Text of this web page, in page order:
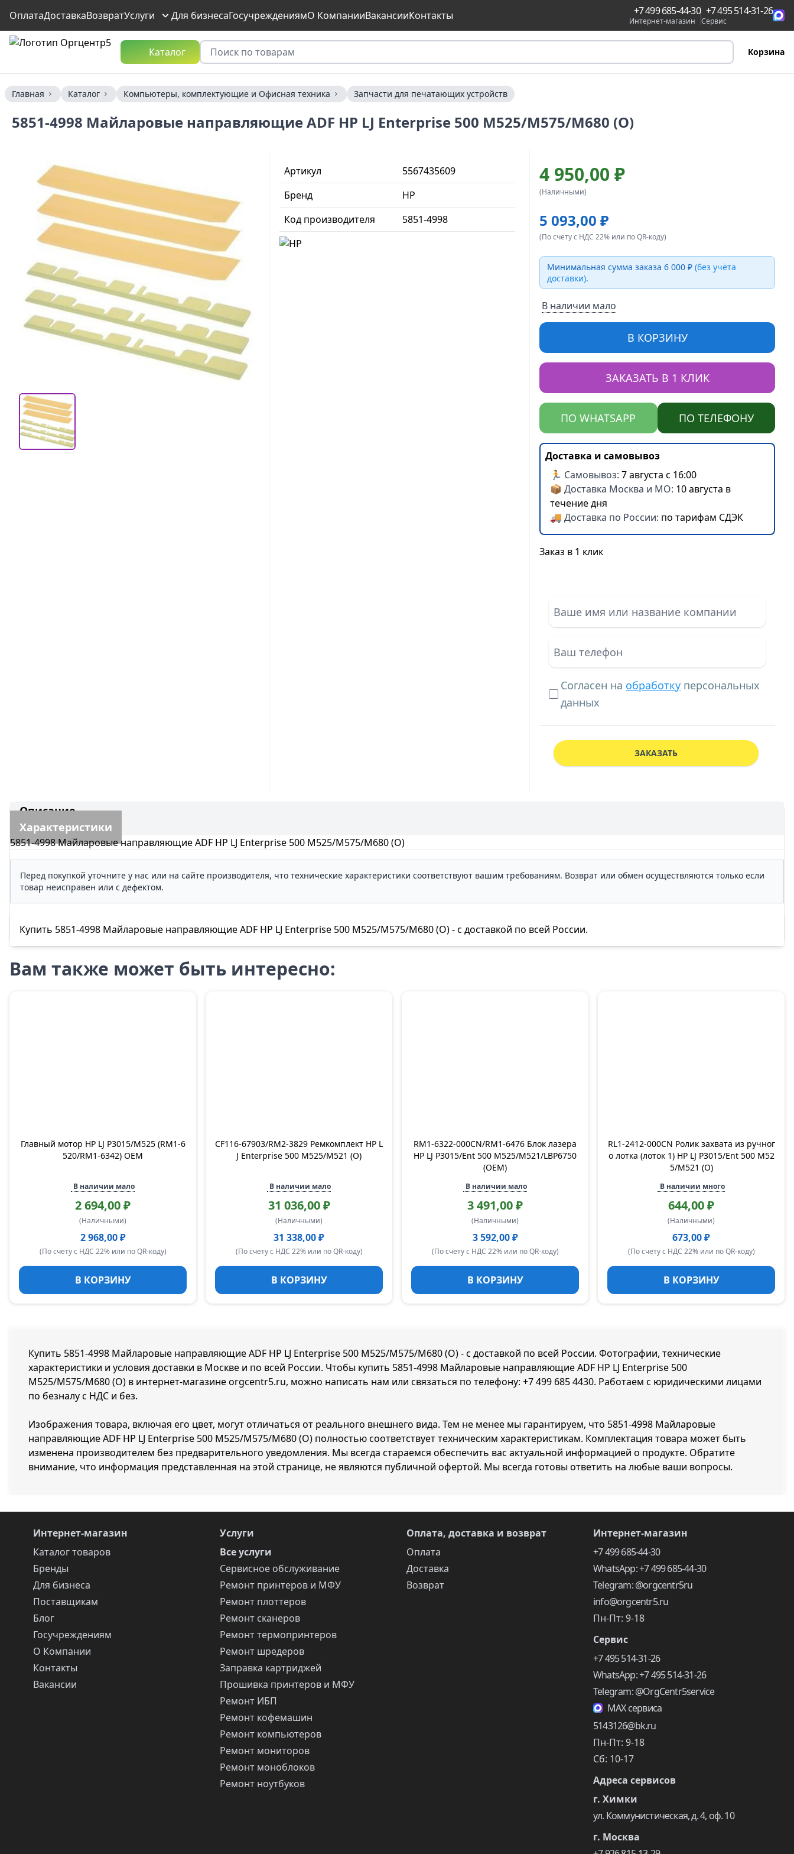
ОплатаДоставкаВозвратУслуги Для бизнесаГосучреждениямО КомпанииВакансииКонтакты +7 499 685-44-30
Интернет-магазин
+7 495 514-31-26
Сервис
Каталог Корзина
Главная Каталог Компьютеры, комплектующие и Офисная техника Запчасти для печатающих устройств
5851-4998 Майларовые направляющие ADF HP LJ Enterprise 500 M525/M575/M680 (O)
Артикул
5567435609
Бренд
HP
Код производителя
5851-4998
4 950,00 ₽
(Наличными)
5 093,00 ₽
(По счету с НДС 22% или по QR-коду)
Минимальная сумма заказа 6 000 ₽(без учёта
доставки).
В наличии мало
В КОРЗИНУ
ЗАКАЗАТЬ В 1 КЛИК
ПО WHATSAPP ПО ТЕЛЕФОНУ
Доставка и самовывоз
🏃 Самовывоз:7 августа с 16:00
📦 Доставка Москва и МО: 10 августа в
течение дня
🚚 Доставка по России: по тарифам СДЭК
Заказ в 1 клик
Согласен на обработку персональных
данных
ЗАКАЗАТЬ
Описание
Характеристики
5851-4998 Майларовые направляющие ADF HP LJ Enterprise 500 M525/M575/M680 (O)
Перед покупкой уточните у нас или на сайте производителя, что технические характеристики соответствуют вашим требованиям. Возврат или обмен осуществляются только если
товар неисправен или с дефектом.
Купить 5851-4998 Майларовые направляющие ADF HP LJ Enterprise 500 M525/M575/M680 (O) - с доставкой по всей России.
Вам также может быть интересно:
Главный мотор HP LJ P3015/M525 (RM1-6
520/RM1-6342) OEM
В наличии мало
2 694,00 ₽
(Наличными)
2 968,00 ₽
(По счету с НДС 22% или по QR-коду)
В КОРЗИНУ
CF116-67903/RM2-3829 Ремкомплект HP L
J Enterprise 500 M525/M521 (O)
В наличии мало
31 036,00 ₽
(Наличными)
31 338,00 ₽
(По счету с НДС 22% или по QR-коду)
В КОРЗИНУ
RM1-6322-000CN/RM1-6476 Блок лазера
HP LJ P3015/Ent 500 M525/M521/LBP6750
(OEM)
В наличии мало
3 491,00 ₽
(Наличными)
3 592,00 ₽
(По счету с НДС 22% или по QR-коду)
В КОРЗИНУ
RL1-2412-000CN Ролик захвата из ручног
о лотка (лоток 1) HP LJ P3015/Ent 500 M52
5/M521 (O)
В наличии много
644,00 ₽
(Наличными)
673,00 ₽
(По счету с НДС 22% или по QR-коду)
В КОРЗИНУ
Купить 5851-4998 Майларовые направляющие ADF HP LJ Enterprise 500 M525/M575/M680 (O) - с доставкой по всей России. Фотографии, технические
характеристики и условия доставки в Москве и по всей России. Чтобы купить 5851-4998 Майларовые направляющие ADF HP LJ Enterprise 500
M525/M575/M680 (O) в интернет-магазине orgcentr5.ru, можно написать нам или связаться по телефону: +7 499 685 4430. Работаем с юридическими лицами
по безналу с НДС и без.
Изображения товара, включая его цвет, могут отличаться от реального внешнего вида. Тем не менее мы гарантируем, что 5851-4998 Майларовые
направляющие ADF HP LJ Enterprise 500 M525/M575/M680 (O) полностью соответствует техническим характеристикам. Комплектация товара может быть
изменена производителем без предварительного уведомления. Мы всегда стараемся обеспечить вас актуальной информацией о продукте. Обратите
внимание, что информация представленная на этой странице, не являются публичной офертой. Мы всегда готовы ответить на любые ваши вопросы.
Интернет-магазин
Каталог товаров
Бренды
Для бизнеса
Поставщикам
Блог
Госучреждениям
О Компании
Контакты
Вакансии
Услуги
Все услуги
Сервисное обслуживание
Ремонт принтеров и МФУ
Ремонт плоттеров
Ремонт сканеров
Ремонт термопринтеров
Ремонт шредеров
Заправка картриджей
Прошивка принтеров и МФУ
Ремонт ИБП
Ремонт кофемашин
Ремонт компьютеров
Ремонт мониторов
Ремонт моноблоков
Ремонт ноутбуков
Оплата, доставка и возврат
Оплата
Доставка
Возврат
Интернет-магазин
+7 499 685-44-30
WhatsApp: +7 499 685-44-30
Telegram: @orgcentr5ru
info@orgcentr5.ru
Пн-Пт: 9-18
Сервис
+7 495 514-31-26
WhatsApp: +7 495 514-31-26
Telegram: @OrgCentr5service
MAX сервиса
5143126@bk.ru
Пн-Пт: 9-18
Сб: 10-17
Адреса сервисов
г. Химки
ул. Коммунистическая, д. 4, оф. 10
г. Москва